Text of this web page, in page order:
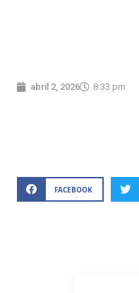
abril 2, 2026 8:33 pm
FACEBOOK